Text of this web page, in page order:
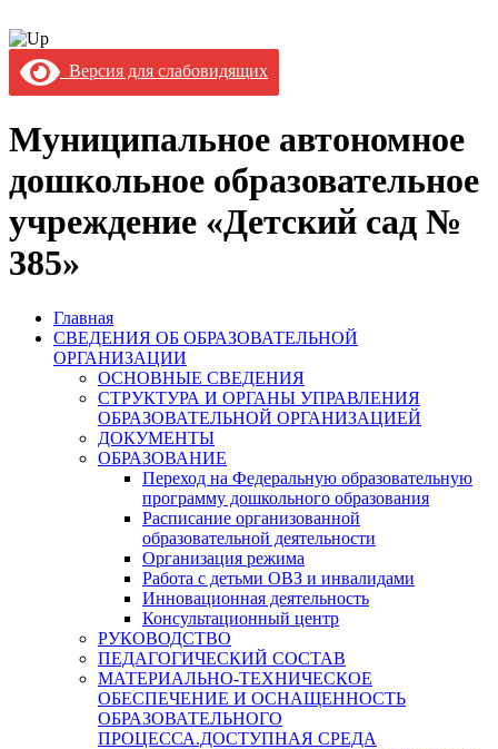
Версия для слабовидящих
Муниципальное автономное
дошкольное образовательное
учреждение «Детский сад №
385»
Главная
СВЕДЕНИЯ ОБ ОБРАЗОВАТЕЛЬНОЙ
ОРГАНИЗАЦИИ
ОСНОВНЫЕ СВЕДЕНИЯ
СТРУКТУРА И ОРГАНЫ УПРАВЛЕНИЯ
ОБРАЗОВАТЕЛЬНОЙ ОРГАНИЗАЦИЕЙ
ДОКУМЕНТЫ
ОБРАЗОВАНИЕ
Переход на Федеральную образовательную
программу дошкольного образования
Расписание организованной
образовательной деятельности
Организация режима
Работа с детьми ОВЗ и инвалидами
Инновационная деятельность
Консультационный центр
РУКОВОДСТВО
ПЕДАГОГИЧЕСКИЙ СОСТАВ
МАТЕРИАЛЬНО-ТЕХНИЧЕСКОЕ
ОБЕСПЕЧЕНИЕ И ОСНАЩЕННОСТЬ
ОБРАЗОВАТЕЛЬНОГО
ПРОЦЕССА.ДОСТУПНАЯ СРЕДА